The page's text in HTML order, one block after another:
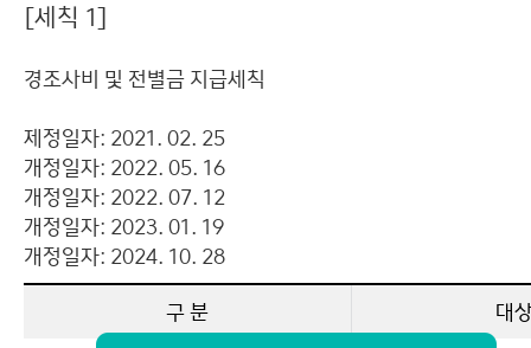
[세칙 1]
경조사비 및 전별금 지급세칙
제정일자: 2021. 02. 25
개정일자: 2022. 05. 16
개정일자: 2022. 07. 12
개정일자: 2023. 01. 19
개정일자: 2024. 10. 28
구 분 대